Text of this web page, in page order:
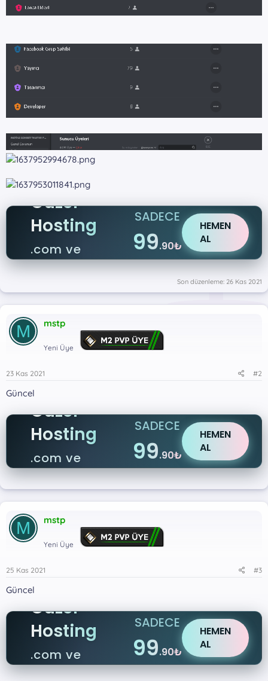
Güzel
Hosting
.com ve
.net
SADECE
99.90₺
HEMEN
AL
Son düzenleme: 26 Kas 2021
M mstp
Yeni Üye
23 Kas 2021 #2
Güncel
Güzel
Hosting
.com ve
.net
SADECE
99.90₺
HEMEN
AL
M mstp
Yeni Üye
25 Kas 2021 #3
Güncel
Güzel
Hosting
.com ve
.net
SADECE
99.90₺
HEMEN
AL